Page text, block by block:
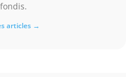
articles →